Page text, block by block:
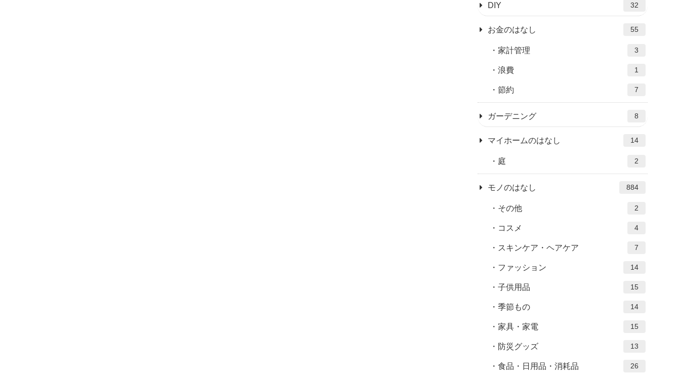
DIY 32
お金のはなし 55
家計管理 3
浪費 1
節約 7
ガーデニング 8
マイホームのはなし 14
庭 2
モノのはなし 884
その他 2
コスメ 4
スキンケア・ヘアケア 7
ファッション 14
子供用品 15
季節もの 14
家具・家電 15
防災グッズ 13
食品・日用品・消耗品 26